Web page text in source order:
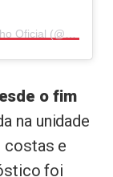
o fim
na unidade
costas e
foi